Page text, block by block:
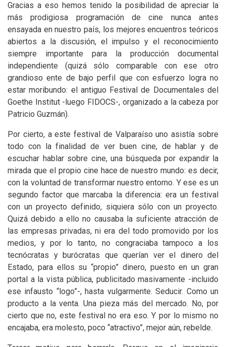
Gracias a eso hemos tenido la posibilidad de apreciar la
más prodigiosa programación de cine nunca antes
ensayada en nuestro país, los mejores encuentros teóricos
abiertos a la discusión, el impulso y el reconocimiento
siempre importante para la producción documental
independiente (quizá sólo comparable con ese otro
grandioso ente de bajo perfil que con esfuerzo logra no
estar moribundo: el antiguo Festival de Documentales del
Goethe Institut -luego FIDOCS-, organizado a la cabeza por
Patricio Guzmán).
Por cierto, a este festival de Valparaíso uno asistía sobre
todo con la finalidad de ver buen cine, de hablar y de
escuchar hablar sobre cine, una búsqueda por expandir la
mirada que el propio cine hace de nuestro mundo: es decir,
con la voluntad de transformar nuestro entorno. Y ese es un
segundo factor que marcaba la diferencia: era un festival
con un proyecto definido, siquiera sólo con un proyecto.
Quizá debido a ello no causaba la suficiente atracción de
las empresas privadas, ni era del todo promovido por los
medios, y por lo tanto, no congraciaba tampoco a los
tecnócratas y burócratas que querían ver el dinero del
Estado, para ellos su “propio” dinero, puesto en un gran
portal a la vista pública, publicitado masivamente -incluido
ese infausto “logo”-, hasta vulgarmente. Seducir. Como un
producto a la venta. Una pieza más del mercado. No, por
cierto que no, este festival no era eso. Y por lo mismo no
encajaba, era molesto, poco “atractivo”, mejor aún, rebelde.